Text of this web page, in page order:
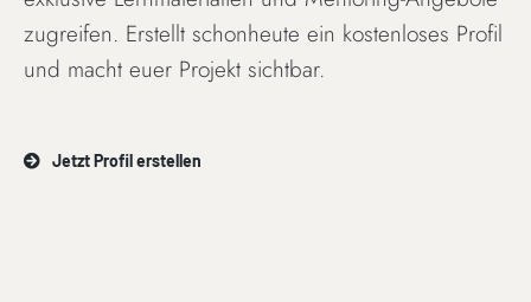
zugreifen. Erstellt schonheute ein kostenloses Profil
und macht euer Projekt sichtbar.
Jetzt Profil erstellen